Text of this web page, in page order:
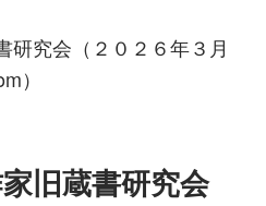
研究会（２０２６年３月
）
旧蔵書研究会